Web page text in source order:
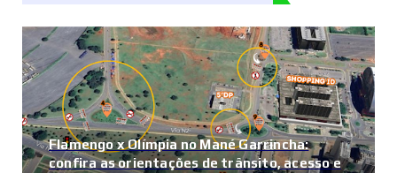
Flamengo x Olímpia no Mané Garrincha:
confira as orientações de trânsito, acesso e